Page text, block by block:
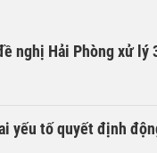
nghị Hải Phòng xử lý
yếu tố quyết định